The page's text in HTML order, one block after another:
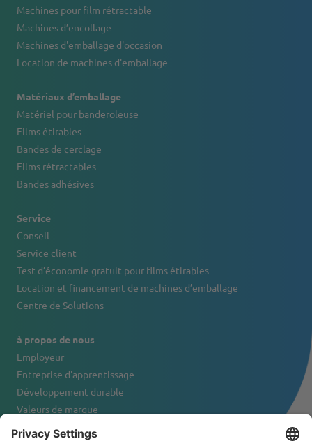
Machines pour film rétractable
Machines d’encollage
Machines d'emballage d'occasion
Location de machines d'emballage
Matériaux d’emballage
Matériel pour banderoleuse
Films étirables
Bandes de cerclage
Films rétractables
Bandes adhésives
Service
Conseil
Service client
Test d’économie gratuit pour films étirables
Location et financement de machines d’emballage
Centre de Solutions
à propos de nous
Employeur
Entreprise d'apprentissage
Développement durable
Valeurs de marque
Portrait de l'entreprise